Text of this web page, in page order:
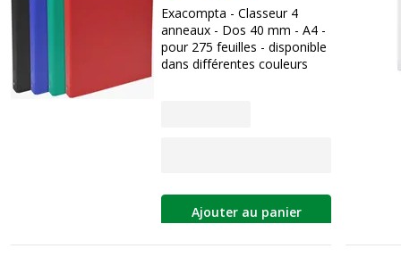
Exacompta - Classeur 4
anneaux - Dos 40 mm - A4 -
pour 275 feuilles - disponible
dans différentes couleurs
Ajouter au panier